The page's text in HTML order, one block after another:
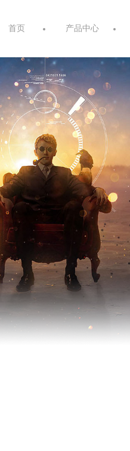
首页 产品中心